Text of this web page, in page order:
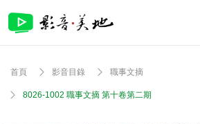
首頁 影音目錄 職事文摘
8026-1002 職事文摘 第十卷第二期